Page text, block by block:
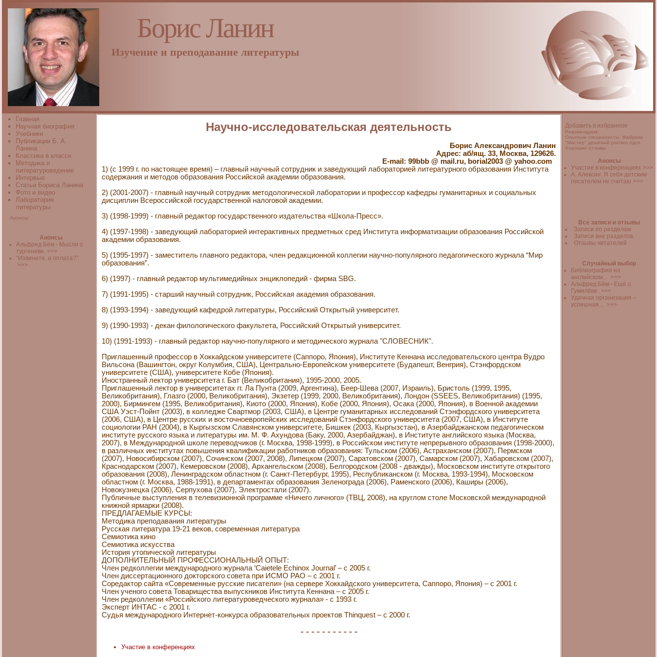
Борис Ланин
Изучение и преподавание литературы
Добавить в избранное
Рекомендуем:
Опытные специалисты.
Фабрика
"Мастер" дешёвый распил лдсп.
Хорошие отзывы
Анонсы
Участие в конференциях >>>
А. Алексин: Я себя детским
писателем не считаю >>>
Все записи и отзывы
Записи по разделам
Записи вне разделов
Отзывы читателей
Случайный выбор
Библиография на
английском...
>>>
Альфред Бём - Ещё о
Гумилёве
>>>
Удачная организация –
успешная...
>>>
Главная
Научная биография
Учебники
Публикации Б. А.
Ланина
Классика в классе
Методика и
литературоведение
Интервью
Статьи Бориса Ланина
Фото и видео
Лаборатория
литературы
Анонсы:
Анонсы
Альфред Бём - Мысли о
тургеневе >>>
“Извините, а оплата?”
>>>
Научно-исследовательская деятельность
Борис Александрович Ланин
Адрес: аб/ящ. 33, Москва, 129626.
E-mail: 99bbb @ mail.ru, borial2003 @ yahoo.com
1) (с 1999 г. по настоящее время) – главный научный сотрудник и заведующий лабораторией литературного образования Института
содержания и методов образования Российской академии образования.
2) (2001-2007) - главный научный сотрудник методологической лаборатории и профессор кафедры гуманитарных и социальных
дисциплин Всероссийской государственной налоговой академии.
3) (1998-1999) - главный редактор государственного издательства «Школа-Пресс».
4) (1997-1998) - заведующий лабораторией интерактивных предметных сред Института информатизации образования Российской
академии образования.
5) (1995-1997) - заместитель главного редактора, член редакционной коллегии научно-популярного педагогического журнала “Мир
образования”.
6) (1997) - главный редактор мультимедийных энциклопедий - фирма SBG.
7) (1991-1995) - старший научный сотрудник, Российская академия образования.
8) (1993-1994) - заведующий кафедрой литературы, Российский Открытый университет.
9) (1990-1993) - декан филологического факультета, Российский Открытый университет.
10) (1991-1993) - главный редактор научно-популярного и методического журнала "СЛОВЕСНИК".
Приглашенный профессор в Хоккайдском университете (Саппоро, Япония), Институте Кеннана исследовательского центра Вудро
Вильсона (Вашингтон, округ Колумбия, США), Центрально-Европейском университете (Будапешт, Венгрия), Стэнфордском
университете (США), университете Кобе (Япония).
Иностранный лектор университета г. Бат (Великобритания), 1995-2000, 2005.
Приглашенный лектор в университетах гг. Ла Пунта (2009, Аргентина), Беер-Шева (2007, Израиль), Бристоль (1999, 1995,
Великобритания), Глазго (2000, Великобритания), Экзетер (1999, 2000, Великобритания), Лондон (SSEES, Великобритания) (1995,
2000), Бирмингем (1995, Великобритания), Киото (2000, Япония), Кобе (2000, Япония), Осака (2000, Япония), в Военной академии
США Уэст-Пойнт (2003), в колледже Свартмор (2003, США), в Центре гуманитарных исследований Стэнфордского университета
(2006, США), в Центре русских и восточноевропейских исследований Стэнфордского университета (2007, США), в Институте
социологии РАН (2004), в Кыргызском Славянском университете, Бишкек (2003, Кыргызстан), в Азербайджанском педагогическом
институте русского языка и литературы им. М. Ф. Ахундова (Баку, 2000, Азербайджан), в Институте английского языка (Москва,
2007), в Международной школе переводчиков (г. Москва, 1998-1999), в Российском институте непрерывного образования (1998-2000),
в различных институтах повышения квалификации работников образования: Тульском (2006), Астраханском (2007), Пермском
(2007), Новосибирском (2007), Сочинском (2007, 2008), Липецком (2007), Саратовском (2007), Самарском (2007), Хабаровском (2007),
Краснодарском (2007), Кемеровском (2008), Архангельском (2008), Белгородском (2008 - дважды), Московском институте открытого
образования (2008), Ленинградском областном (г. Санкт-Петербург, 1995), Республиканском (г. Москва, 1993-1994), Московском
областном (г. Москва, 1988-1991), в департаментах образования Зеленограда (2006), Раменского (2006), Каширы (2006),
Новокузнецка (2006), Серпухова (2007), Электростали (2007).
Публичные выступления в телевизионной программе «Ничего личного» (ТВЦ, 2008), на круглом столе Московской международной
книжной ярмарки (2008).
ПРЕДЛАГАЕМЫЕ КУРСЫ:
Методика преподавания литературы
Русская литература 19-21 веков, современная литература
Семиотика кино
Семиотика искусства
История утопической литературы
ДОПОЛНИТЕЛЬНЫЙ ПРОФЕССИОНАЛЬНЫЙ ОПЫТ:
Член редколлегии международного журнала ‘Caietele Echinox Journal’ – с 2005 г.
Член диссертационного докторского совета при ИСМО РАО – с 2001 г.
Соредактор сайта «Современные русские писатели» (на сервере Хоккайдского университета, Саппоро, Япония) – с 2001 г.
Член ученого совета Товарищества выпускников Института Кеннана – с 2005 г.
Член редколлегии «Российского литературоведческого журнала» - с 1993 г.
Эксперт ИНТАС - с 2001 г.
Судья международного Интернет-конкурса образовательных проектов Thinquest – c 2000 г.
- - - - - - - - - - -
Участие в конференциях